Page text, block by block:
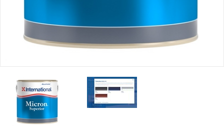
TK Trailer
Volvo Penta Servicedelar
Yanmar Servicedelar
Mercury Servicedelar
Garmin
Lowrance